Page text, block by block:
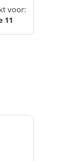
voor:
11